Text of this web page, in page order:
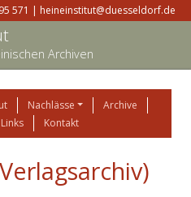
571 | heineinstitut@duesseldorf.de
Archiven
Nachlässe
Archive
Links Kontakt